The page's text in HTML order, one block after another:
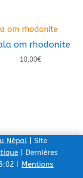
om rhodonite
10,00€
Népal
| Site
| Dernières
|
Mentions